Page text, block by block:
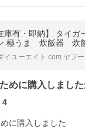
庫有・即納】 タイ
極うま 炊飯器 炊飯
A055WM マットホワ
イユーエイト.com ヤフ
4
に購入しました